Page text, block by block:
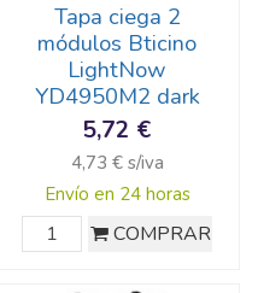
Tapa ciega 2
módulos Bticino
LightNow
YD4950M2 dark
5,72 €
4,73 € s/iva
Envío en 24 horas
COMPRAR